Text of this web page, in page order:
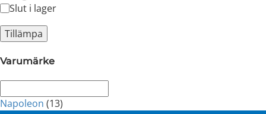
Slut i lager
Tillämpa
Varumärke
Napoleon (13)